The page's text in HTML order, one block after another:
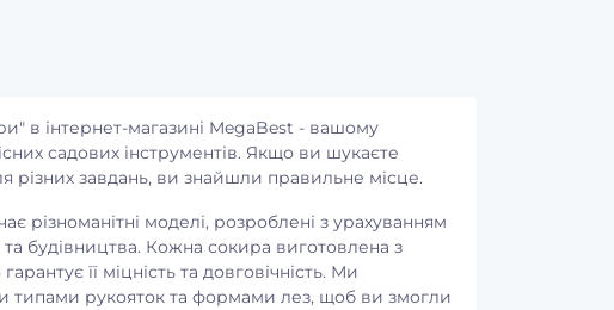
в інтернет-магазині MegaBest - вашому
садових інструментів. Якщо ви шукаєте
різних завдань, ви знайшли правильне місце.
різноманітні моделі, розроблені з урахуванням
будівництва. Кожна сокира виготовлена з
її міцність та довговічність. Ми
типами рукояток та формами лез, щоб ви змогли